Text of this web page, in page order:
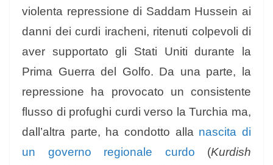
violenta repressione di Saddam Hussein ai
danni dei curdi iracheni, ritenuti colpevoli di
aver supportato gli Stati Uniti durante la
Prima Guerra del Golfo. Da una parte, la
repressione ha provocato un consistente
flusso di profughi curdi verso la Turchia ma,
dall’altra parte, ha condotto alla nascita di
un governo regionale curdo (Kurdish